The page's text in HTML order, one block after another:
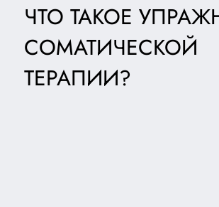
ЧТО ТАКОЕ
СОМАТИЧЕСКОЙ
ТЕРАПИИ?